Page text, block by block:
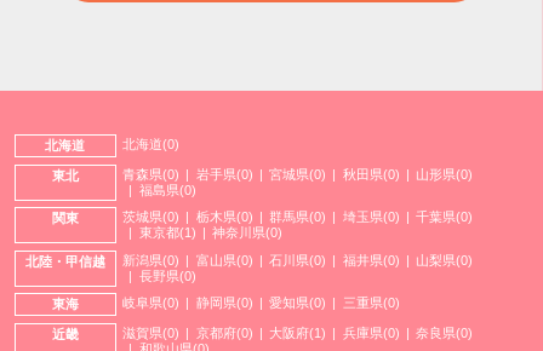
北海道 北海道(0)
東北 青森県(0) 岩手県(0) 宮城県(0) 秋田県(0)
山形県(0)
福島県(0)
関東
茨城県(0) 栃木県(0) 群馬県(0) 埼玉県(0)
千葉県(0)
東京都(1)
神奈川県(0)
北陸・甲信越
新潟県(0) 富山県(0) 石川県(0) 福井県(0)
山梨県(0)
長野県(0)
東海
岐阜県(0) 静岡県(0) 愛知県(0) 三重県(0)
近畿 滋賀県(0) 京都府(0) 大阪府(1) 兵庫県(0)
奈良県(0)